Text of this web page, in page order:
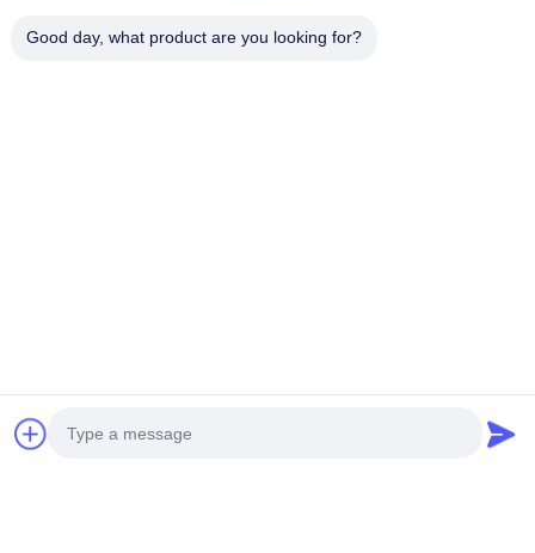
Good day, what product are you looking for?